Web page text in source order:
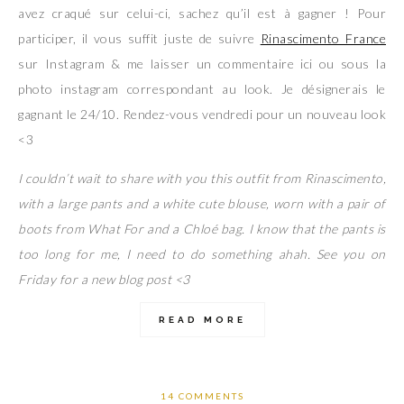
avez craqué sur celui-ci, sachez qu’il est à gagner ! Pour
participer, il vous suffit juste de suivre Rinascimento France
sur Instagram & me laisser un commentaire ici ou sous la
photo instagram correspondant au look. Je désignerais le
gagnant le 24/10. Rendez-vous vendredi pour un nouveau look
<3
I couldn’t wait to share with you this outfit from Rinascimento,
with a large pants and a white cute blouse, worn with a pair of
boots from What For and a Chloé bag. I know that the pants is
too long for me, I need to do something ahah. See you on
Friday for a new blog post <3
READ MORE
14 COMMENTS